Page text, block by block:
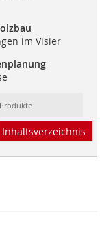
im Visier
Inhaltsverzeichnis